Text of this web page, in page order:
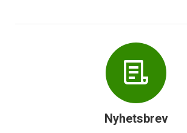
Nyhetsbrev